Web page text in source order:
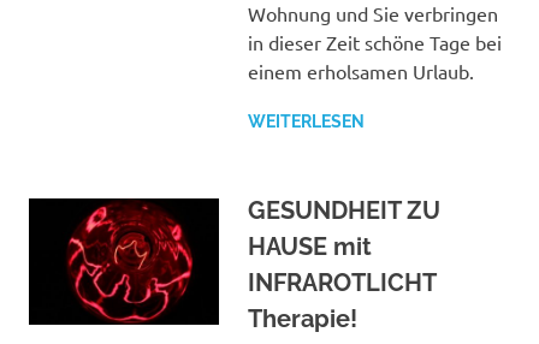
Wohnung und Sie verbringen
in dieser Zeit schöne Tage bei
einem erholsamen Urlaub.
WEITERLESEN
GESUNDHEIT ZU
HAUSE mit
INFRAROTLICHT
Therapie!